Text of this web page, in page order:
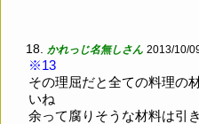
18. かれっじ名無しさん 2013/10/
※13
その理屈だと全ての料理の
いね
余って腐りそうな材料は引